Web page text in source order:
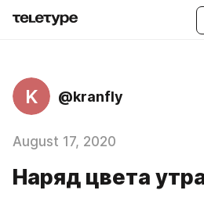
K @kranfly
August 17, 2020
Наряд цвета